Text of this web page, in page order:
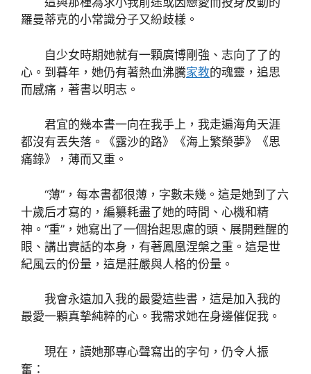
羅曼蒂克的小常識分子又紛歧樣。
自少女時期她就有一顆廣博剛強、志向了了的
心。到暮年，她仍有著熱血沸騰家教的魂靈，追思
而感痛，著書以明志。
君宜的幾本書一向在我手上，我走遍海角天涯
都沒有丟失落。《露沙的路》《海上繁榮夢》《思
痛錄》，薄而又重。
“薄”，每本書都很薄，字數未幾。這是她到了六
十歲后才寫的，編纂耗盡了她的時間、心機和精
神。“重”，她寫出了一個抬起思慮的頭、展開甦醒的
眼、講出實話的本身，有著鳳凰涅槃之重。這是世
紀風云的份量，這是莊嚴與人格的份量。
我會永遠加入我的最愛這些書，這是加入我的
最愛一顆真摯純粹的心。我需求她在身邊催促我。
現在，讀她那專心聲寫出的字句，仍令人振
奮：